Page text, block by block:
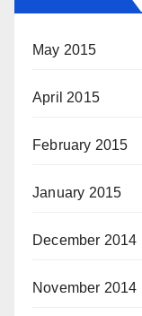
May 2015
April 2015
February 2015
January 2015
December 2014
November 2014